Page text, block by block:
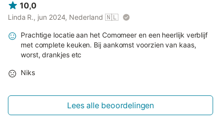
10,0
Linda R., jun 2024, Nederland 🇳🇱
Prachtige locatie aan het Comomeer en een heerlijk verblijf
met complete keuken. Bij aankomst voorzien van kaas,
worst, drankjes etc
Niks
Lees alle beoordelingen